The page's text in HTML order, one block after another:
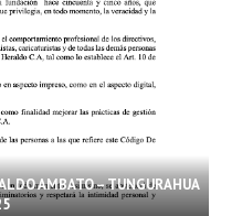
AMBATO – TUNGURAHUA